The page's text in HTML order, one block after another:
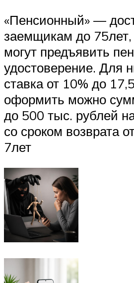
«Пенсионный» —
заемщикам до 75лет,
могут предъявить
удостоверение. Для
ставка от 10% до
оформить можно
до 500 тыс. рублей
со сроком возврата
7лет